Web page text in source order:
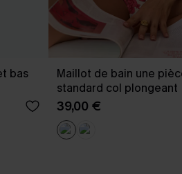
bas
Maillot de bain une
standard col plongeant
39,00 €